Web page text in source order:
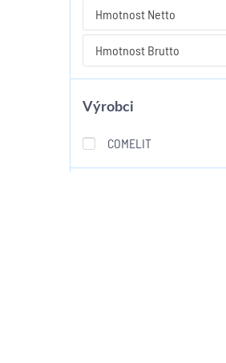
Hmotnost Netto
Hmotnost Brutto
Výrobci
COMELIT